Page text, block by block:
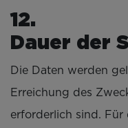
Dauer der
Die Daten werden
Erreichung des
erforderlich sind. Für